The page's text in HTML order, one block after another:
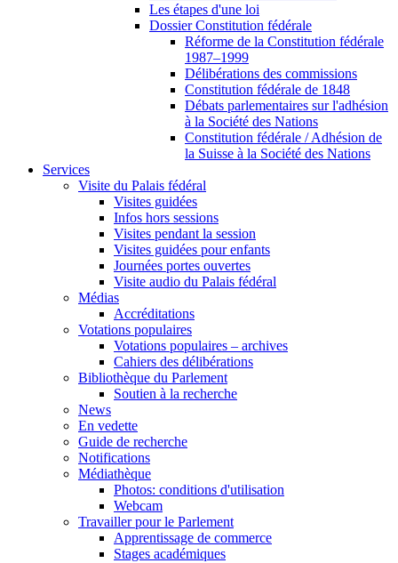
Les étapes d'une loi
Dossier Constitution fédérale
Réforme de la Constitution fédérale
1987–1999
Délibérations des commissions
Constitution fédérale de 1848
Débats parlementaires sur l'adhésion
à la Société des Nations
Constitution fédérale / Adhésion de
la Suisse à la Société des Nations
Services
Visite du Palais fédéral
Visites guidées
Infos hors sessions
Visites pendant la session
Visites guidées pour enfants
Journées portes ouvertes
Visite audio du Palais fédéral
Médias
Accréditations
Votations populaires
Votations populaires – archives
Cahiers des délibérations
Bibliothèque du Parlement
Soutien à la recherche
News
En vedette
Guide de recherche
Notifications
Médiathèque
Photos: conditions d'utilisation
Webcam
Travailler pour le Parlement
Apprentissage de commerce
Stages académiques